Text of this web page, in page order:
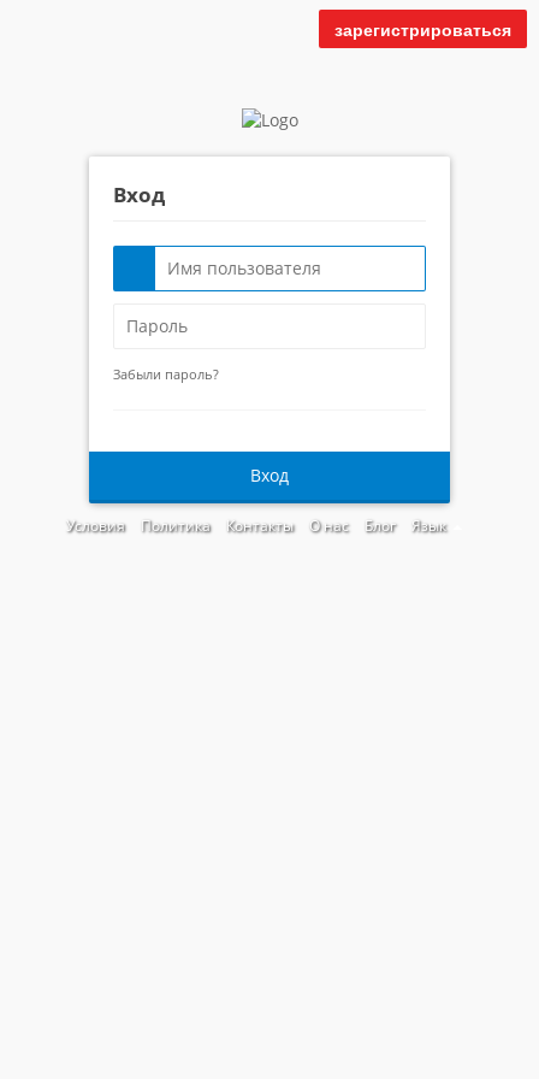
зарегистрироваться
Вход
Забыли пароль?
Вход
Условия Политика Контакты О нас Блог Язык